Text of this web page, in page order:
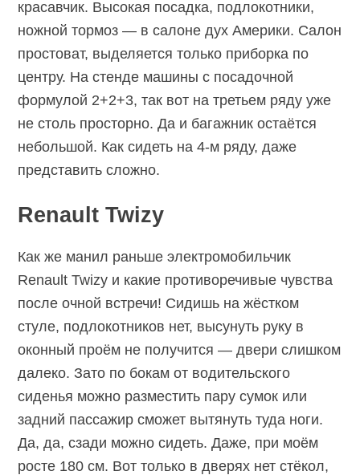
красавчик. Высокая посадка, подлокотники,
ножной тормоз — в салоне дух Америки. Салон
простоват, выделяется только приборка по
центру. На стенде машины с посадочной
формулой 2+2+3, так вот на третьем ряду уже
не столь просторно. Да и багажник остаётся
небольшой. Как сидеть на 4-м ряду, даже
представить сложно.
Renault Twizy
Как же манил раньше электромобильчик
Renault Twizy и какие противоречивые чувства
после очной встречи! Сидишь на жёстком
стуле, подлокотников нет, высунуть руку в
оконный проём не получится — двери слишком
далеко. Зато по бокам от водительского
сиденья можно разместить пару сумок или
задний пассажир сможет вытянуть туда ноги.
Да, да, сзади можно сидеть. Даже, при моём
росте 180 см. Вот только в дверях нет стёкол,